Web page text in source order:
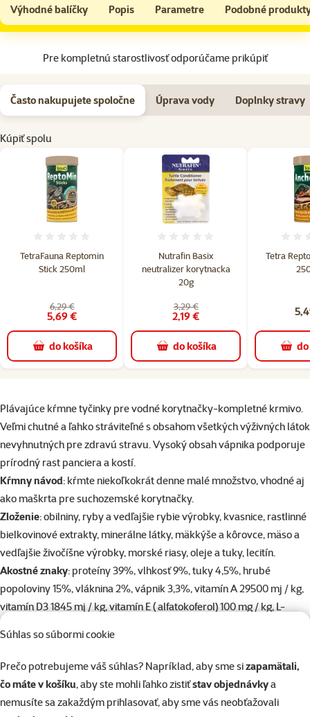
Súhlas so súbormi cookie
Prečo potrebujeme váš súhlas? Napríklad, aby sme sizapamätali,
čo máte v košíku, aby ste mohli ľahko zistiťstav objednávkya
nemusíte sa zakaždým prihlasovať, aby sme vás neobťažovali
TetraFauna Reptomin Stick 250ml
Do košíka
Výhodné balíčky Popis Parametre Podobné
Na začiatok stránky
Pre kompletnú starostlivosť odporúčame prikúpiť
Často nakupujete spoločne Úprava vody Doplnky stravy
Kúpiť spolu
TetraFauna Reptomin
Stick 250ml
6,29 €
5,69 €
do košíka
Nutrafin Basix
neutralizer korytnacka
20g
3,29 €
2,19 €
do košíka
Tetra
superzoo.product.detail.content
Plávajúce kŕmne tyčinky pre vodné korytnačky-kompletné krmivo.
Veľmi chutné a ľahko stráviteľné s obsahom všetkých výživných látok
nevyhnutných pre zdravú stravu. Vysoký obsah vápnika podporuje
prírodný rast panciera a kostí.
Kŕmny návod: kŕmte niekoľkokrát denne malé množstvo, vhodné aj
ako maškrta pre suchozemské korytnačky.
Zloženie: obilniny, ryby a vedľajšie rybie výrobky, kvasnice, rastlinné
bielkovinové extrakty, minerálne látky, mäkkýše a kôrovce, mäso a
vedľajšie živočíšne výrobky, morské riasy, oleje a tuky, lecitín.
Akostné znaky: proteíny 39%, vlhkosť 9%, tuky 4,5%, hrubé
popoloviny 15%, vláknina 2%, vápnik 3,3%, vitamín A 29500 mj / kg,
vitamín D3 1845 mj / kg, vitamín E ( alfatokoferol) 100 mg / kg, L-
Parametre
Objem
250 ml
Druh terárijného zvieraťaVodná korytnačka